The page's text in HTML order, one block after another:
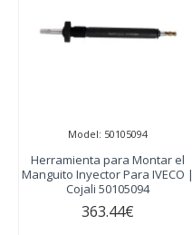
Model: 50105094
Herramienta para Montar el
Manguito Inyector Para IVECO |
Cojali 50105094
363.44€